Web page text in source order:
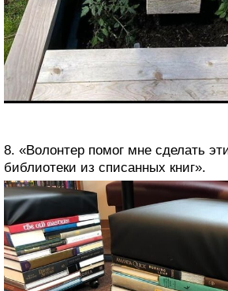
8. «Волонтер помог мне сделать
библиотеки из списанных книг».